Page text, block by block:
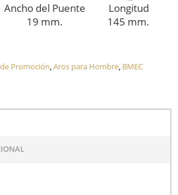
Ancho del Puente
19 mm.
Longitud
145 mm.
Promoción,Aros para Hombre, BMEC